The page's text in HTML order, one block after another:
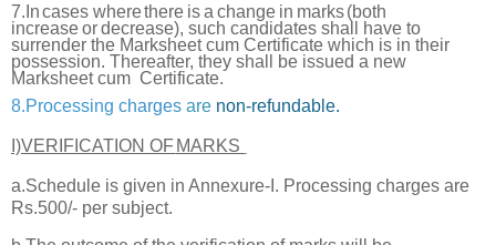
7.In cases wherethere isa change in marks (both
increaseordecrease), such candidates shall have to
surrender the Marksheet cum Certificate which is in their
possession. Thereafter, they shall be issued a new
Marksheet cum Certificate.
8.Processing charges are non-refundable.
I)VERIFICATION OF MARKS
a.Schedule is given in Annexure-I. Processing charges are
Rs.500/- per subject.